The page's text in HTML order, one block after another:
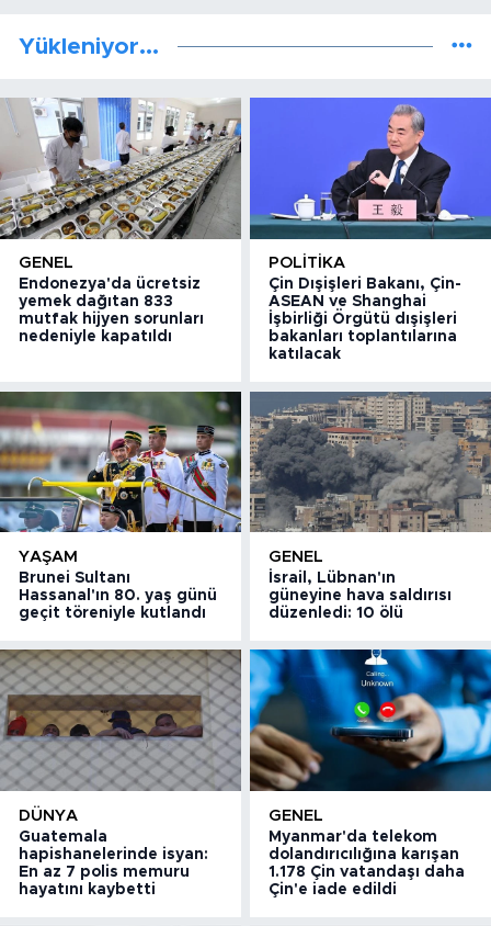
Yükleniyor...
GENEL
Endonezya'da ücretsiz
yemek dağıtan 833
mutfak hijyen sorunları
nedeniyle kapatıldı
POLITIKA
Çin Dışişleri Bakanı, Çin-
ASEAN ve Shanghai
İşbirliği Örgütü dışişleri
bakanları toplantılarına
katılacak
YAŞAM
Brunei Sultanı
Hassanal'ın 80. yaş günü
geçit töreniyle kutlandı
GENEL
İsrail, Lübnan'ın
güneyine hava saldırısı
düzenledi: 10 ölü
DÜNYA
Guatemala
hapishanelerinde isyan:
En az 7 polis memuru
hayatını kaybetti
GENEL
Myanmar'da telekom
dolandırıcılığına karışan
1.178 Çin vatandaşı daha
Çin'e iade edildi